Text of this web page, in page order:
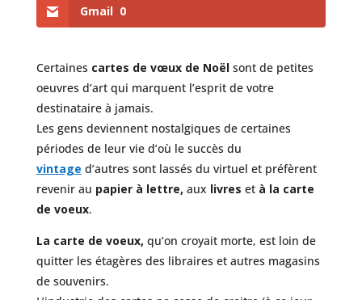
Gmail 0
Certaines cartes de vœux de Noëlsont de petites
oeuvres d’art qui marquent l’esprit de votre
destinataire à jamais.
Les gens deviennent nostalgiques de certaines
périodes de leur vie d’où le succès du
vintage d’autres sont lassés du virtuel et préfèrent
revenir au papier à lettre, aux livres età la carte
de voeux.
La carte de voeux, qu’on croyait morte, est loin de
quitter les étagères des libraires et autres magasins
de souvenirs.